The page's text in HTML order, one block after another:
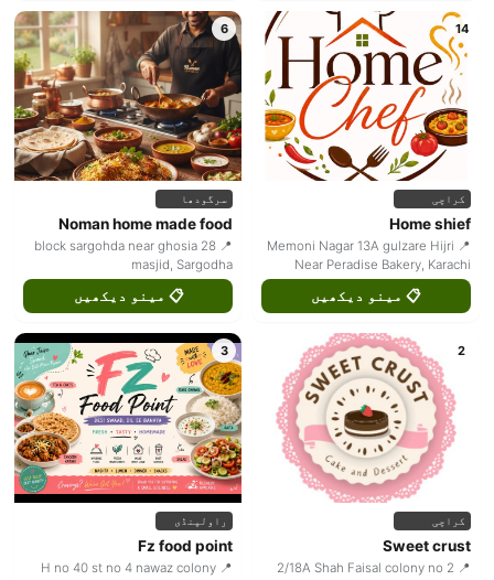
14
کراچی
Home shief
📍 Memoni Nagar 13A gulzare Hijri
Near Peradise Bakery, Karachi
📋 مینو دیکھیں
6
سرگودھا
Noman home made food
📍 28 block sargohda near ghosia
masjid, Sargodha
📋 مینو دیکھیں
2
کراچی
Sweet crust
📍 2/18A Shah Faisal colony no 2
3
راولپنڈی
Fz food point
📍 H no 40 st no 4 nawaz colony